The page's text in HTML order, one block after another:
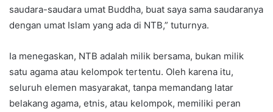
saudara-saudara umat Buddha, buat saya sama saudaranya
dengan umat Islam yang ada di NTB,” tuturnya.
Ia menegaskan, NTB adalah milik bersama, bukan milik
satu agama atau kelompok tertentu. Oleh karena itu,
seluruh elemen masyarakat, tanpa memandang latar
belakang agama, etnis, atau kelompok, memiliki peran